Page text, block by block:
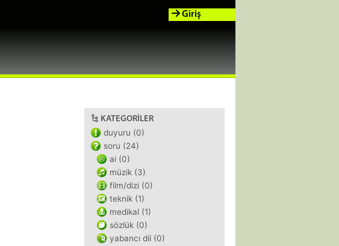
Giriş
KATEGORILER
duyuru (0)
soru (24)
ai (0)
müzik (3)
film/dizi (0)
teknik (1)
medikal (1)
sözlük (0)
yabancı dil (0)